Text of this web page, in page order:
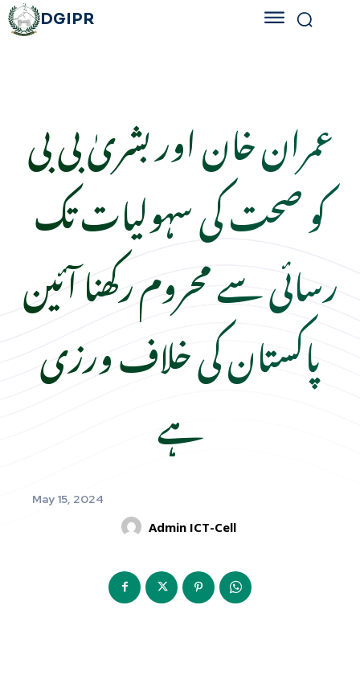
DGIPR
عمران خان اور بشریٰ بی بی
کو صحت کی سہولیات تک
رسائی سے محروم رکھنا آئین
پاکستان کی خلاف ورزی
ہے
May 15, 2024
Admin ICT-Cell